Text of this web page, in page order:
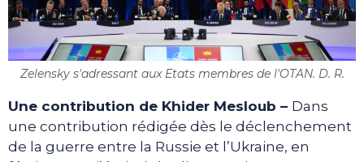
Zelensky s'adressant aux Etats membres de l'OTAN. D. R.
Une contribution de Khider Mesloub – Dans
une contribution rédigée dès le déclenchement
de la guerre entre la Russie et l’Ukraine, en